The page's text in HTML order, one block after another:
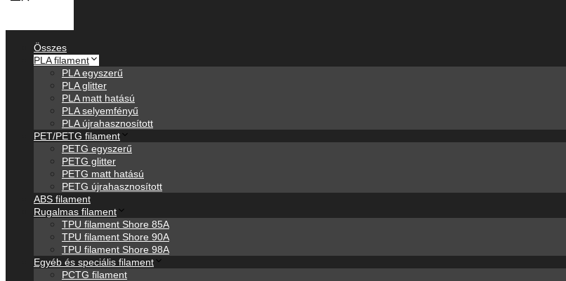
Összes
PLA filament
PLA egyszerű
PLA glitter
PLA matt hatású
PLA selyemfényű
PLA újrahasznosított
PET/PETG filament
PETG egyszerű
PETG glitter
PETG matt hatású
PETG újrahasznosított
ABS filament
Rugalmas filament
TPU filament Shore 85A
TPU filament Shore 90A
TPU filament Shore 98A
Egyéb és speciális filament
PCTG filament